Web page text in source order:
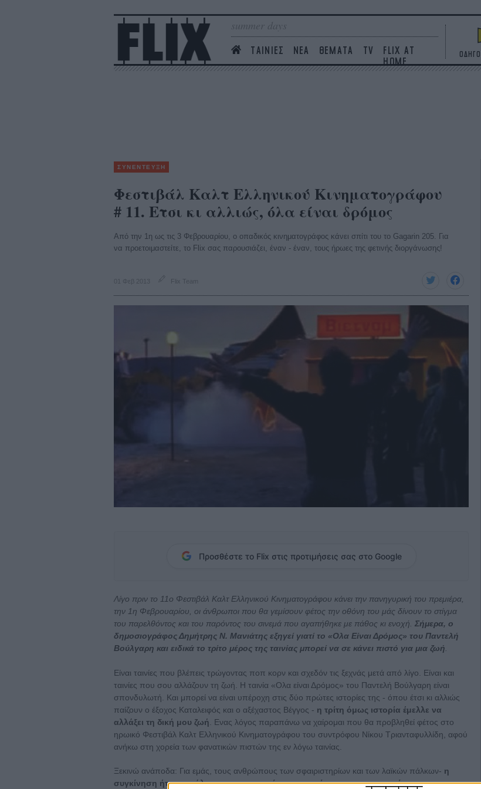
summer days
ΤΑΙΝΙΕΣ ΝΕΑ ΘΕΜΑΤΑ TV
FLIX AT
HOME
ΣΥΝΕΝΤΕΥΞΗ
Φεστιβάλ Καλτ Ελληνικού Κινηματογράφου
# 11. Ετσι κι αλλιώς, όλα είναι δρόμος
Από την 1η ως τις 3 Φεβρουαρίου, ο οπαδικός κινηματογράφος κάνει σπίτι του το Gagarin 205. Για
να προετοιμαστείτε, το Flix σας παρουσιάζει, έναν - έναν, τους ήρωες της φετινής διοργάνωσης!
01 Φεβ 2013 Flix Team
Προσθέστε το Flix στις προτιμήσεις σας στο Google
Λίγο πριν το 11ο Φεστιβάλ Καλτ Ελληνικού Κινηματογράφου κάνει την πανηγυρική του πρεμιέρα,
την 1η Φεβρουαρίου, οι άνθρωποι που θα γεμίσουν φέτος την οθόνη του μάς δίνουν το στίγμα
του παρελθόντος και του παρόντος του σινεμά που αγαπήθηκε με πάθος κι ενοχή. Σήμερα, ο
δημοσιογράφος Δημήτρης Ν. Μανιάτης εξηγεί γιατί το «Ολα Είναι Δρόμος» του Παντελή
Βούλγαρη και ειδικά το τρίτο μέρος της ταινίας μπορεί να σε κάνει πιστό για μια ζωή
Είναι ταινίες που βλέπεις τρώγοντας ποπ κορν και σχεδόν τις ξεχνάς μετά από λίγο. Είναι και
ταινίες που σου αλλάζουν τη ζωή. Η ταινία «Ολα είναι Δρόμος» του Παντελή Βούλγαρη είναι
σπονδυλωτή. Και μπορεί να είναι υπέροχη στις δύο πρώτες ιστορίες της - όπου έτσι κι αλλιώς
παίζουν ο έξοχος Καταλειφός και ο αξέχαστος Βέγγος - η τρίτη όμως ιστορία έμελλε να
αλλάξει τη δική μου ζωή . Ενας λόγος παραπάνω να χαίρομαι που θα προβληθεί φέτος στο
ηρωικό Φεστιβάλ Καλτ Ελληνικού Κινηματογράφου του συντρόφου Νίκου Τριανταφυλλίδη, αφού
ανήκω στη χορεία των φανατικών πιστών της εν λόγω ταινίας.
Ξεκινώ ανάποδα: Για εμάς, τους ανθρώπους των σφαιριστηρίων και των λαϊκών πάλκων- η
συγκίνηση ήταν μεγάλη με την παρουσία στην ταινία της αρχοντογυναίκας και για